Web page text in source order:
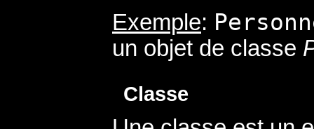
Exemple:
un objet de classe
Classe